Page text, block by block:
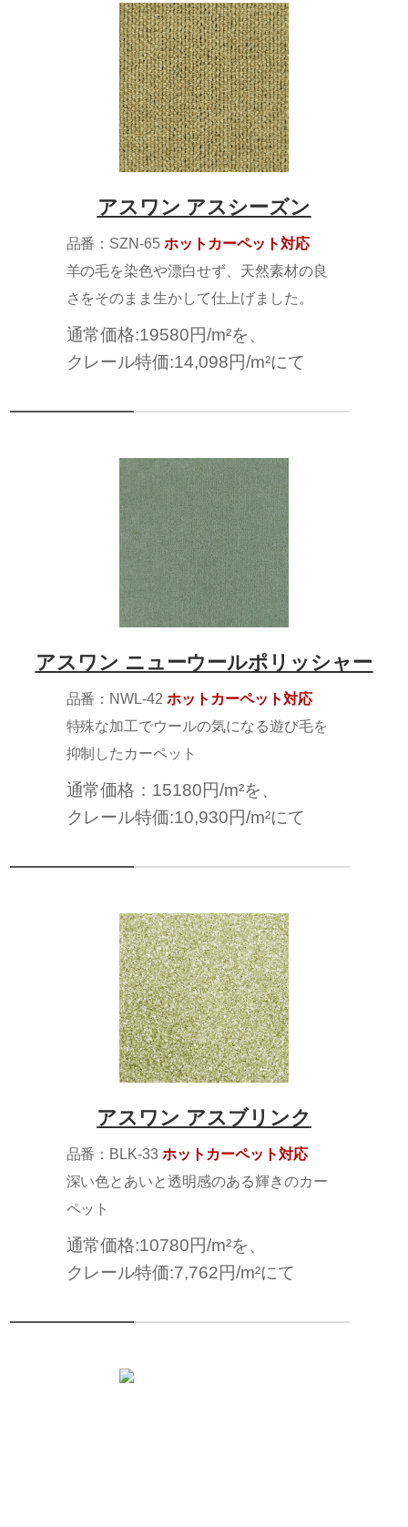
アスワン アスシーズン
品番：SZN-65ホットカーペット対応
羊の毛を染色や漂白せず、天然素材の良
さをそのまま生かして仕上げました。
通常価格:19580円/m²を、
クレール特価:14,098円/m²にて
アスワン ニューウールポリッシャー
品番：NWL-42ホットカーペット対応
特殊な加工でウールの気になる遊び毛を
抑制したカーペット
通常価格：15180円/m²を、
クレール特価:10,930円/m²にて
アスワン アスブリンク
品番：BLK-33ホットカーペット対応
深い色とあいと透明感のある輝きのカー
ペット
通常価格:10780円/m²を、
クレール特価:7,762円/m²にて